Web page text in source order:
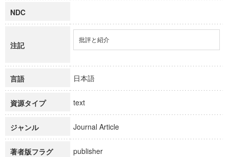
NDC
注記
批評と紹介
言語 日本語
資源タイプ text
ジャンル Journal Article
著者版フラグ publisher